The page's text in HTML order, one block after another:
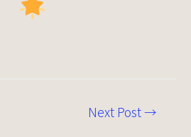
Next Post→